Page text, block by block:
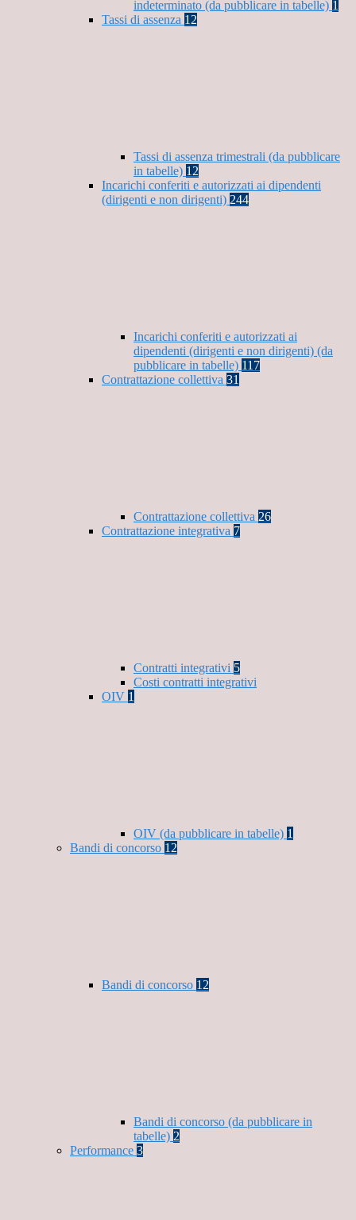
indeterminato (da pubblicare in tabelle) 1
Tassi di assenza 12
Tassi di assenza trimestrali (da pubblicare
in tabelle) 12
Incarichi conferiti e autorizzati ai dipendenti
(dirigenti e non dirigenti) 244
Incarichi conferiti e autorizzati ai
dipendenti (dirigenti e non dirigenti) (da
pubblicare in tabelle) 117
Contrattazione collettiva 31
Contrattazione collettiva 26
Contrattazione integrativa 7
Contratti integrativi 5
Costi contratti integrativi
OIV 1
OIV (da pubblicare in tabelle) 1
Bandi di concorso 12
Bandi di concorso 12
Bandi di concorso (da pubblicare in
tabelle) 2
Performance 3